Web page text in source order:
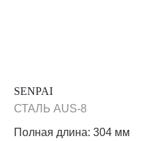
SENPAI
СТАЛЬ AUS-8
Полная длина: 304 мм